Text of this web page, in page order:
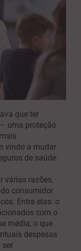
que ter
uma proteção
vindo a mudar
de saúde.
várias razões,
consumidor
Entre elas: o
com o
média, o que
despesas
ser